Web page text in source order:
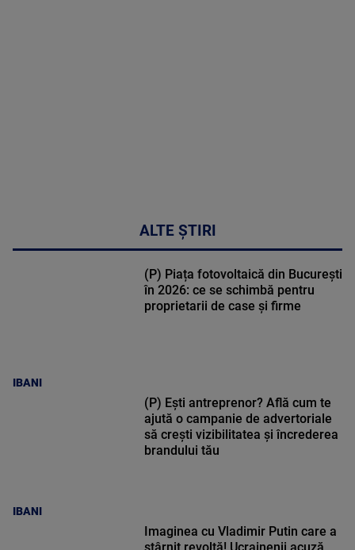
ALTE ȘTIRI
IBANI
(P) Piața fotovoltaică din București
în 2026: ce se schimbă pentru
proprietarii de case și firme
IBANI
(P) Ești antreprenor? Află cum te
ajută o campanie de advertoriale
să crești vizibilitatea și încrederea
brandului tău
Imaginea cu Vladimir Putin care a